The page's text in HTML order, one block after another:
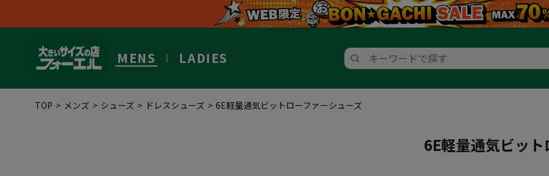
MENS LADIES
TOP メンズ シューズ ドレスシューズ 6E軽量通気ビットローファーシューズ
6E軽量通気ビッ